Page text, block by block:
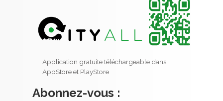
Application gratuite téléchargeable dans
AppStore et PlayStore
Abonnez-vous :